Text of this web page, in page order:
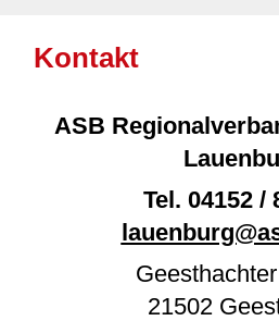
Kontakt
ASB
Tel. 04152 /
21502